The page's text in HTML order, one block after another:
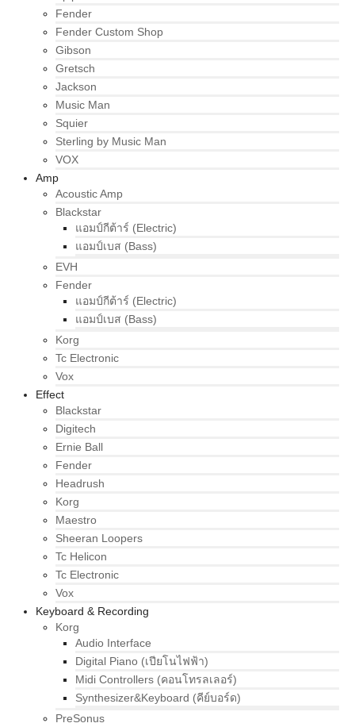
Fender
Fender Custom Shop
Gibson
Gretsch
Jackson
Music Man
Squier
Sterling by Music Man
VOX
Amp
Acoustic Amp
Blackstar
แอมป์กีต้าร์ (Electric)
แอมป์เบส (Bass)
EVH
Fender
แอมป์กีต้าร์ (Electric)
แอมป์เบส (Bass)
Korg
Tc Electronic
Vox
Effect
Blackstar
Digitech
Ernie Ball
Fender
Headrush
Korg
Maestro
Sheeran Loopers
Tc Helicon
Tc Electronic
Vox
Keyboard & Recording
Korg
Audio Interface
Digital Piano (เปียโนไฟฟ้า)
Midi Controllers (คอนโทรลเลอร์)
Synthesizer&Keyboard (คีย์บอร์ด)
PreSonus